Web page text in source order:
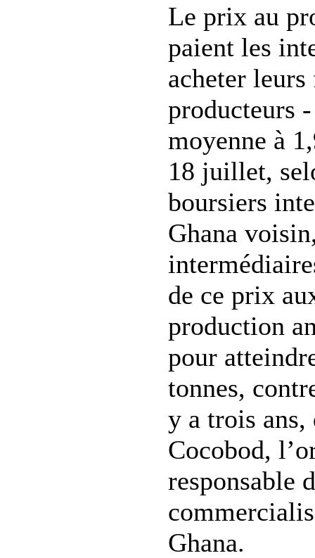
Le prix au
paient les
acheter leurs
producteurs
moyenne à
18 juillet,
boursiers
Ghana
de ce prix
production
pour
tonnes,
y a trois ans,
Cocobod,
responsable
Ghana.